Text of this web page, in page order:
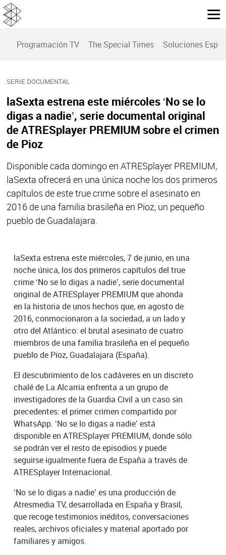
Programación TV The Special Times Soluciones
SERIE DOCUMENTAL
laSexta estrena este miércoles ‘No se lo
digas a nadie’, serie documental original
de ATRESplayer PREMIUM sobre el crimen
de Pioz
Disponible cada domingo en ATRESplayer PREMIUM,
laSexta ofrecerá en una única noche los dos primeros
capítulos de este true crime sobre el asesinato en
2016 de una familia brasileña en Pioz, un pequeño
pueblo de Guadalajara.
laSexta estrena este miércoles, 7 de junio, en una
noche única, los dos primeros capítulos del true
crime ‘No se lo digas a nadie’, serie documental
original de ATRESplayer PREMIUM que ahonda
en la historia de unos hechos que, en agosto de
2016, conmocionaron a la sociedad, a un lado y
otro del Atlántico: el brutal asesinato de cuatro
miembros de una familia brasileña en el pequeño
pueblo de Pioz, Guadalajara (España).
El descubrimiento de los cadáveres en un discreto
chalé de La Alcarria enfrenta a un grupo de
investigadores de la Guardia Civil a un caso sin
precedentes: el primer crimen compartido por
WhatsApp. ‘No se lo digas a nadie’ está
disponible en ATRESplayer PREMIUM, donde sólo
se podrán ver el resto de episodios y puede
seguirse igualmente fuera de España a través de
ATRESplayer Internacional.
‘No se lo digas a nadie’ es una producción de
Atresmedia TV, desarrollada en España y Brasil,
que recoge testimonios inéditos, conversaciones
reales, archivos oficiales y material aportado por
familiares y amigos.